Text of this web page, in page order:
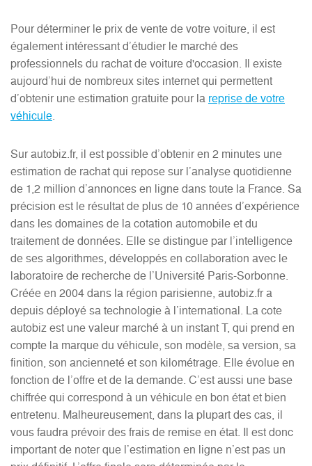
Pour déterminer le prix de vente de votre voiture, il est
également intéressant d’étudier le marché des
professionnels du rachat de voiture d'occasion. Il existe
aujourd’hui de nombreux sites internet qui permettent
d’obtenir une estimation gratuite pour la reprise de votre
véhicule.
Sur autobiz.fr, il est possible d’obtenir en 2 minutes une
estimation de rachat qui repose sur l’analyse quotidienne
de 1,2 million d’annonces en ligne dans toute la France. Sa
précision est le résultat de plus de 10 années d’expérience
dans les domaines de la cotation automobile et du
traitement de données. Elle se distingue par l’intelligence
de ses algorithmes, développés en collaboration avec le
laboratoire de recherche de l’Université Paris-Sorbonne.
Créée en 2004 dans la région parisienne, autobiz.fr a
depuis déployé sa technologie à l’international. La cote
autobiz est une valeur marché à un instant T, qui prend en
compte la marque du véhicule, son modèle, sa version, sa
finition, son ancienneté et son kilométrage. Elle évolue en
fonction de l’offre et de la demande. C’est aussi une base
chiffrée qui correspond à un véhicule en bon état et bien
entretenu. Malheureusement, dans la plupart des cas, il
vous faudra prévoir des frais de remise en état. Il est donc
important de noter que l’estimation en ligne n’est pas un